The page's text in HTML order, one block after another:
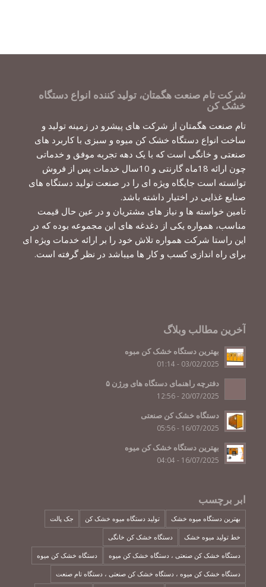
شرکت تام صنعت هگمتان، تولید کننده انواع دستگاه
خشک کن
تام صنعت هگمتان از شرکت های پیشرو در زمینه تولید و
ساخت انواع دستگاه خشک کن میوه و سبزی با کاربرد های
صنعتی و خانگی است که با یک دهه تجربه موفق و خدماتی
چون ارائه 18ماه گارنتی و 10سال خدمات پس از فروش
توانسته است جایگاه ویژه ای را در صنعت تولید دستگاه های
صنایع غذایی در اختیار داشته باشد.
تامین خواسته ها و نیاز های مشتریان و در عین حال قیمت
مناسب، همواره یکی از دغدغه های این مجموعه بوده که در
این راستا شرکت همواره تلاش خود را بر ارائه خدمات ویژه ای
برای راه اندازی کسب و کار ها میباشد در نظر گرفته است.
آخرین مطالب وبلاگ
بهترین دستگاه خشک کن مبوه
03/02/2025 - 01:14
دفترچه راهنمای دستگاه های ورژن ۵
20/07/2025 - 12:56
دستگاه خشک کن صنعتی
16/07/2025 - 05:56
بهترین دستگاه خشک کن میوه
16/07/2025 - 04:04
ابر برچسب
بهترین دستگاه میوه خشک تولید دستگاه میوه خشک کن جک پالت
خط تولید میوه خشک دستگاه خشک کن خانگی
دستگاه خشک کن صنعتی ، دستگاه خشک کن میوه دستگاه خشک کن میوه
دستگاه خشک کن میوه ، دستگاه خشک کن صنعتی ، دستگاه تام صنعت